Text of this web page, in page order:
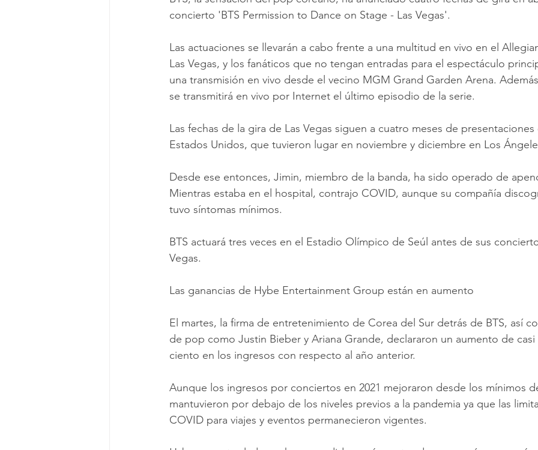
concierto 'BTS Permission to Dance on Stage - Las Vegas'.
Las actuaciones se llevarán a cabo frente a una multitud en vivo en el
Las Vegas, y los fanáticos que no tengan entradas para el espectáculo
una transmisión en vivo desde el vecino MGM Grand Garden Arena.
se transmitirá en vivo por Internet el último episodio de la serie.
Las fechas de la gira de Las Vegas siguen a cuatro meses de presentaciones
Estados Unidos, que tuvieron lugar en noviembre y diciembre en Los
Desde ese entonces, Jimin, miembro de la banda, ha sido operado de
Mientras estaba en el hospital, contrajo COVID, aunque su compañía
tuvo síntomas mínimos.
BTS actuará tres veces en el Estadio Olímpico de Seúl antes de sus
Vegas.
Las ganancias de Hybe Entertainment Group están en aumento
El martes, la firma de entretenimiento de Corea del Sur detrás de BTS, así
de pop como Justin Bieber y Ariana Grande, declararon un aumento de
ciento en los ingresos con respecto al año anterior.
Aunque los ingresos por conciertos en 2021 mejoraron desde los mínimos
mantuvieron por debajo de los niveles previos a la pandemia ya que las
COVID para viajes y eventos permanecieron vigentes.